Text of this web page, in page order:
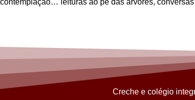
contemplação… leituras ao pé das árvores,
Creche e colégio